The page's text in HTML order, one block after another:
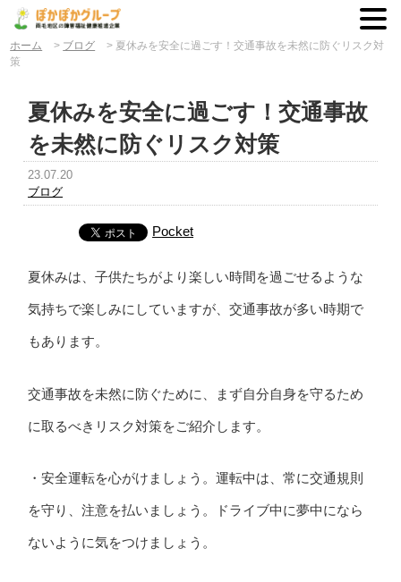
ホーム > ブログ > 夏休みを安全に過ごす！交通事故を未然に防ぐリスク対
策
夏休みを安全に過ごす！交通事故
を未然に防ぐリスク対策
23.07.20
ブログ
Pocket
夏休みは、子供たちがより楽しい時間を過ごせるような
気持ちで楽しみにしていますが、交通事故が多い時期で
もあります。
交通事故を未然に防ぐために、まず自分自身を守るため
に取るべきリスク対策をご紹介します。
・安全運転を心がけましょう。運転中は、常に交通規則
を守り、注意を払いましょう。ドライブ中に夢中になら
ないように気をつけましょう。